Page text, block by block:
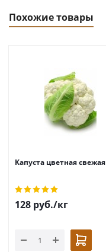
Похожие товары
Капуста цветная свежая
128 руб./кг